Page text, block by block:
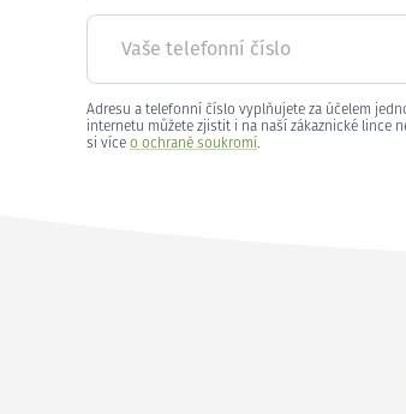
Vaše telefonní číslo
Adresu a telefonní číslo vyplňujete za účelem
internetu můžete zjistit i na naší zákaznické lince
si více o ochraně soukromí.